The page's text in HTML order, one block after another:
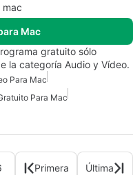
mac
Mac
gratuito sólo
la categoría Audio y Vídeo.
Para Mac
Para Mac
Primera Última